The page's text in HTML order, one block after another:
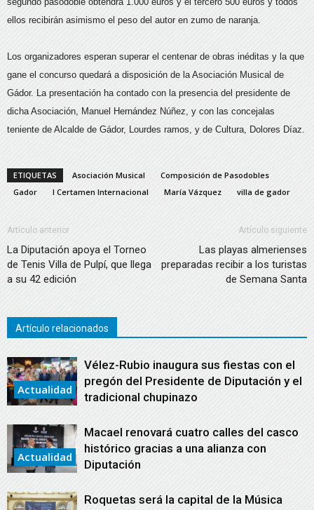
ellos recibirán asimismo el peso del autor en zumo de naranja.
Los organizadores esperan superar el centenar de obras inéditas y la que
gane el concurso quedará a disposición de la Asociación Musical de
Gádor. La presentación ha contado con la presencia del presidente de
dicha Asociación, Manuel Hernández Núñez, y con las concejalas
teniente de Alcalde de Gádor, Lourdes ramos, y de Cultura, Dolores Díaz.
ETIQUETAS Asociación Musical
Composición de Pasodobles
Gador
I Certamen Internacional María Vázquez villa de gador
Artículo anterior
La Diputación apoya el Torneo
de Tenis Villa de Pulpí, que llega
a su 42 edición
Artículo siguiente
Las playas almerienses
preparadas recibir a los turistas
de Semana Santa
Artículo relacionados
Actualidad
Vélez-Rubio inaugura sus fiestas con el
pregón del Presidente de Diputación y el
tradicional chupinazo
Actualidad
Macael renovará cuatro calles del casco
histórico gracias a una alianza con
Diputación
Roquetas será la capital de la Música